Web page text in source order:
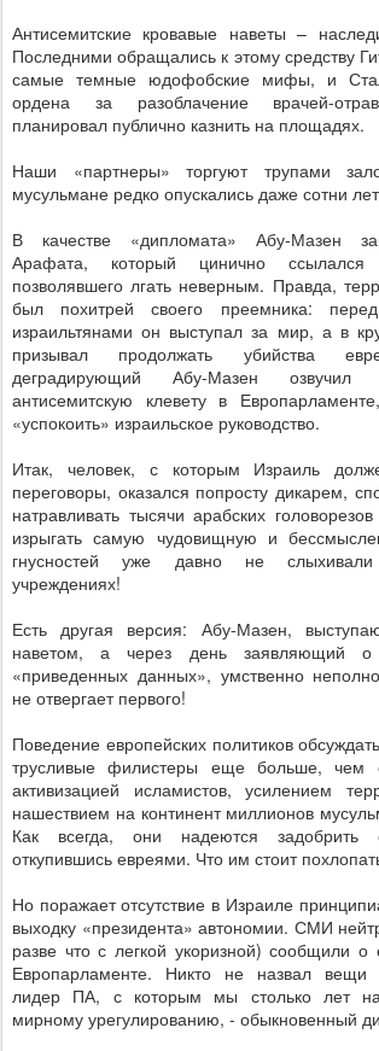
Антисемитские кровавые наветы –
Последними обращались к этому средству
самые темные юдофобские мифы, и
ордена за разоблачение врачей-
планировал публично казнить на площадях.
Наши «партнеры» торгуют трупами
мусульмане редко опускались даже сотни
В качестве «дипломата» Абу-Мазен
Арафата, который цинично
позволявшего лгать неверным. Правда,
был похитрей своего преемника:
израильтянами он выступал за мир, а в
призывал продолжать убийства
деградирующий Абу-Мазен озвучил
антисемитскую клевету в
«успокоить» израильское руководство.
Итак, человек, с которым Израиль
переговоры, оказался попросту дикарем,
натравливать тысячи арабских
изрыгать самую чудовищную и
гнусностей уже давно не
учреждениях!
Есть другая версия: Абу-Мазен,
наветом, а через день заявляющий о
«приведенных данных», умственно
не отвергает первого!
Поведение европейских политиков
трусливые филистеры еще больше, чем
активизацией исламистов, усилением
нашествием на континент миллионов
Как всегда, они надеются задобрить
откупившись евреями. Что им стоит
Но поражает отсутствие в Израиле
выходку «президента» автономии. СМИ
разве что с легкой укоризной) сообщили о
Европарламенте. Никто не назвал
лидер ПА, с которым мы столько лет
мирному урегулированию, - обыкновенный